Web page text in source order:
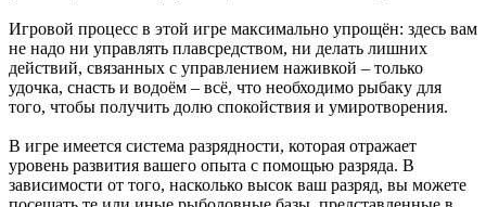
Игровой процесс в этой игре максимально упрощён: здесь вам
не надо ни управлять плавсредством, ни делать лишних
действий, связанных с управлением наживкой – только
удочка, снасть и водоём – всё, что необходимо рыбаку для
того, чтобы получить долю спокойствия и умиротворения.
В игре имеется система разрядности, которая отражает
уровень развития вашего опыта с помощью разряда. В
зависимости от того, насколько высок ваш разряд, вы можете